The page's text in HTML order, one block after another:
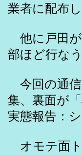
業者に配布
他に戸田が
部ほど行な
今回の通信
集、裏面が
実態報告：
オモテ面